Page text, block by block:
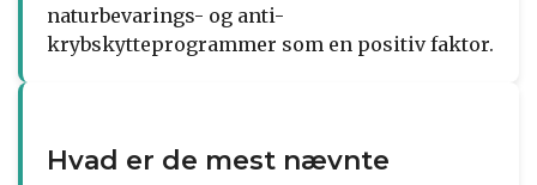
naturbevarings- og anti-
krybskytteprogrammer som en positiv faktor.
Hvad er de mest nævnte